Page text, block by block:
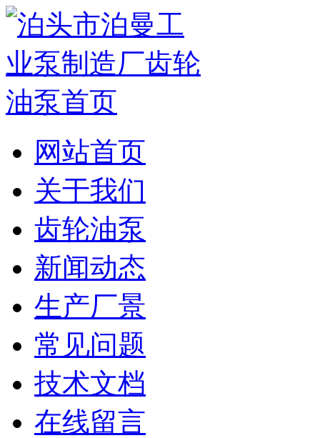
网站首页
关于我们
齿轮油泵
新闻动态
生产厂景
常见问题
技术文档
在线留言